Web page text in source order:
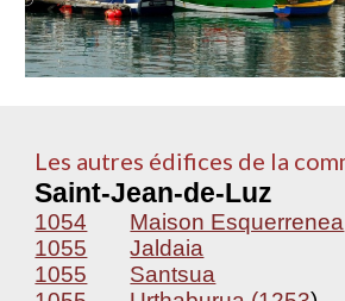
Les autres édifices de la
Saint-Jean-de-Luz
1054
Maison Esquerrenea
1055
Jaldaia
1055
Santsua